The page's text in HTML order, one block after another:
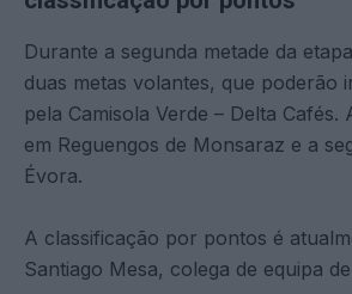
Durante a segunda metade da
duas metas volantes, que poderão
pela Camisola Verde – Delta
em Reguengos de Monsaraz e a
Évora.
A classificação por pontos é
Santiago Mesa, colega de equipa